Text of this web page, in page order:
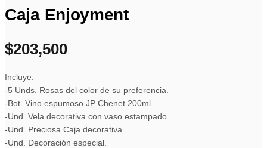
Caja Enjoyment
$203,500
Incluye:
-5 Unds. Rosas del color de su preferencia.
-Bot. Vino espumoso JP Chenet 200ml.
-Und. Vela decorativa con vaso estampado.
-Und. Preciosa Caja decorativa.
-Und. Decoración especial.